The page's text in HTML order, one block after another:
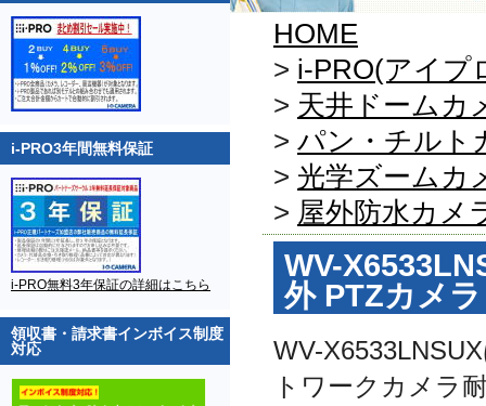
i-PRO3年間無料保証
i-PRO無料3年保証の詳細はこちら
領収書・請求書インボイス制度
対応
HOME
> i-PRO(アイプ
> 天井ドームカ
> パン・チルト
> 光学ズームカ
> 屋外防水カメ
WV-
外 PTZカメ
WV-
トワークカメラ